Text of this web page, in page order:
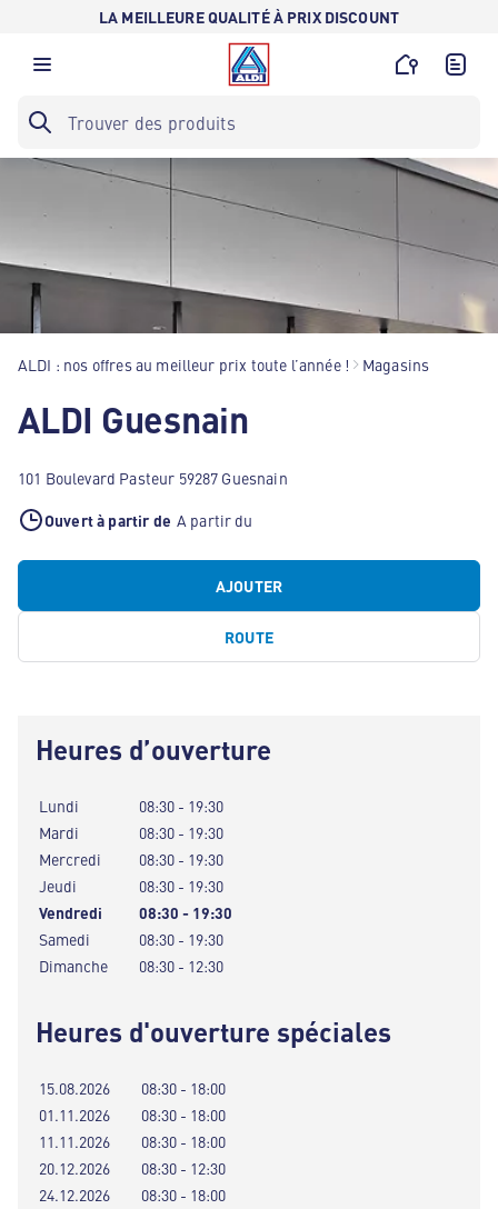
LA MEILLEURE QUALITÉ À PRIX DISCOUNT
ALDI : nos offres au meilleur prix toute l’année ! Magasins
ALDI Guesnain
101 Boulevard Pasteur 59287 Guesnain
Ouvert à partir de A partir du
AJOUTER
ROUTE
Heures d’ouverture
Lundi
08:30 - 19:30
Mardi
08:30 - 19:30
Mercredi
08:30 - 19:30
Jeudi
08:30 - 19:30
Vendredi
08:30 - 19:30
Samedi
08:30 - 19:30
Dimanche
08:30 - 12:30
Heures d'ouverture spéciales
15.08.2026
08:30 - 18:00
01.11.2026
08:30 - 18:00
11.11.2026
08:30 - 18:00
20.12.2026
08:30 - 12:30
24.12.2026
08:30 - 18:00